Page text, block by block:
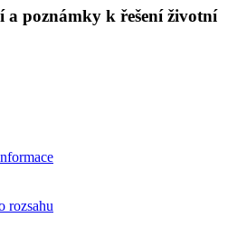
a poznámky k řešení životní
rozsahu